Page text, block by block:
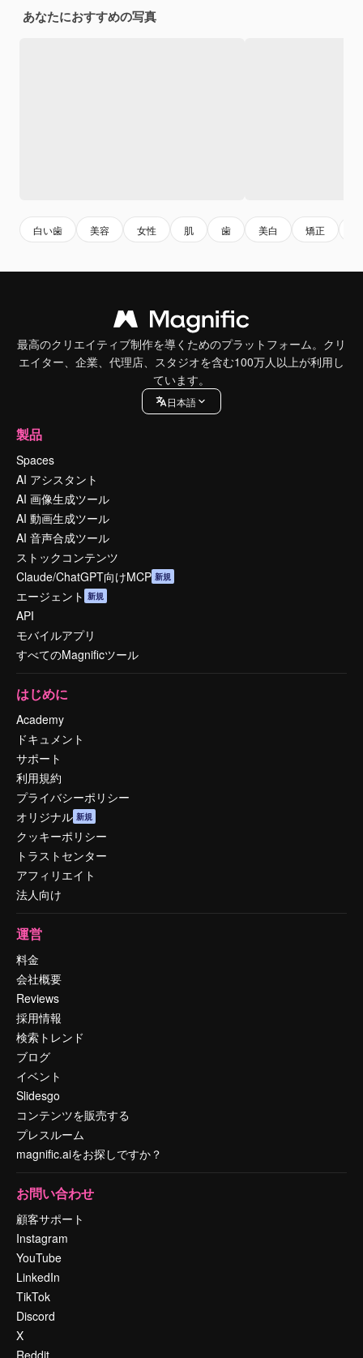
あなたにおすすめの写真
白い歯 美容 女性 肌 歯 美白 矯正
最高のクリエイティブ制作を導くためのプラットフォーム。クリ
エイター、企業、代理店、スタジオを含む100万人以上が利用し
ています。
日本語
製品
Spaces
AI アシスタント
AI 画像生成ツール
AI 動画生成ツール
AI 音声合成ツール
ストックコンテンツ
Claude/ChatGPT向けMCP 新規
エージェント 新規
API
モバイルアプリ
すべてのMagnificツール
はじめに
Academy
ドキュメント
サポート
利用規約
プライバシーポリシー
オリジナル 新規
クッキーポリシー
トラストセンター
アフィリエイト
法人向け
運営
料金
会社概要
Reviews
採用情報
検索トレンド
ブログ
イベント
Slidesgo
コンテンツを販売する
プレスルーム
magnific.aiをお探しですか？
お問い合わせ
顧客サポート
Instagram
YouTube
LinkedIn
TikTok
Discord
X